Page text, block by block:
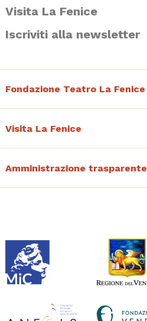
Visita La Fenice
Iscriviti alla newsletter
Fondazione Teatro La Fenice
Visita La Fenice
Amministrazione trasparente